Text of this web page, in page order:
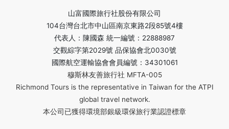
山富國際旅行社股份有限公司
104台灣台北市中山區南京東路2段85號4樓
代表人：陳國森 統一編號：22888987
交觀綜字第2029號 品保協會北0030號
國際航空運輸協會會員編號：34301061
穆斯林友善旅行社 MFTA-005
Richmond Tours is the representative in Taiwan for the ATPI
global travel network.
本公司已獲得環境部銀級環保旅行業認證標章